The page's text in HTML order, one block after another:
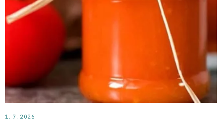
1. 7. 2026